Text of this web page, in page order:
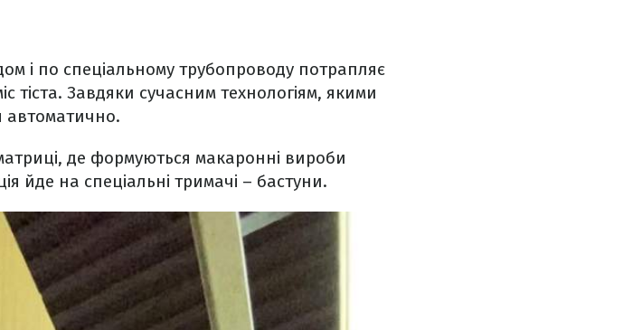
і по спеціальному трубопроводу потрапляє
тіста. Завдяки сучасним технологіям, якими
автоматично.
де формуються макаронні вироби
йде на спеціальні тримачі – бастуни.